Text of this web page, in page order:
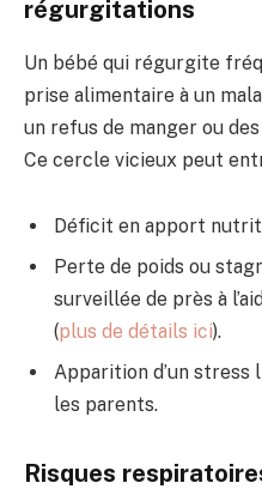
régurgitations
Un bébé qui régurgite
prise alimentaire à un
un refus de manger ou
Ce cercle vicieux peut
Déficit en apport
Perte de poids ou
surveillée de près à
(plus de détails ici).
Apparition d’un stress
les parents.
Risques